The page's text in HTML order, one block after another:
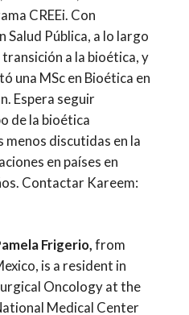
CREEi. Con
Pública, a lo largo
transición a la bioética, y
una MSc en Bioética en
Espera seguir
de la bioética
discutidas en la
en países en
Contactar Kareem:
Frigerio,from
is a resident in
Oncology at the
Medical Center